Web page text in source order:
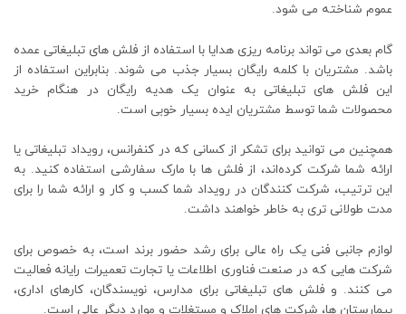
عموم شناخته می شود.
گام بعدی می تواند برنامه ریزی هدایا با استفاده از فلش های تبلیغاتی عمده
باشد. مشتریان با کلمه رایگان بسیار جذب می شوند. بنابراین استفاده از
این فلش های تبلیغاتی به عنوان یک هدیه رایگان در هنگام خرید
محصولات شما توسط مشتریان ایده بسیار خوبی است.
همچنین می ‌توانید برای تشکر از کسانی که در کنفرانس، رویداد تبلیغاتی یا
ارائه شما شرکت کرده‌اند، از فلش ها با مارک سفارشی استفاده کنید. به
این ترتیب، شرکت کنندگان در رویداد شما کسب و کار و ارائه شما را برای
مدت طولانی تری به خاطر خواهند داشت.
لوازم جانبی فنی یک راه عالی برای رشد حضور برند است، به خصوص برای
شرکت هایی که در صنعت فناوری اطلاعات یا تجارت تعمیرات رایانه فعالیت
می کنند. و فلش های تبلیغاتی برای مدارس، نویسندگان، کارهای اداری،
بیمارستان ها، شرکت های املاک و مستغلات و موارد دیگر عالی است.